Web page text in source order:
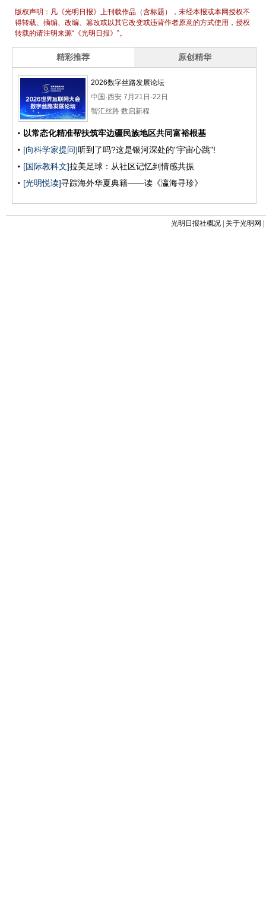
光明日报社概况 关于光明网